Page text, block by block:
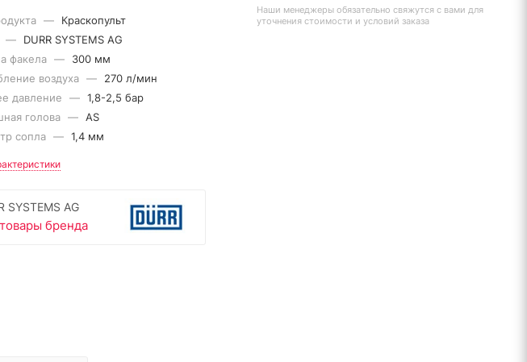
—
Краскопульт
—
DURR SYSTEMS AG
факела —
300 мм
воздуха —
270 л/мин
давление
— 1,8-2,5 бар
голова — AS
сопла — 1,4 мм
SYSTEMS AG
бренда
Наши менеджеры обязательно свяжутся с вами для
уточнения стоимости и условий заказа